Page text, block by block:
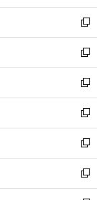
開
く
ウ
で
開
く
ン
ド
ウ
で
開
く
新
し
い
ウ
ィ
ン
ド
ウ
で
開
く
新
し
い
ウ
ィ
ン
ド
ウ
で
開
新
し
い
ウ
ィ
ン
ド
ウ
新
し
い
ウ
ィ
ン
新
し
い
ウ
新
し